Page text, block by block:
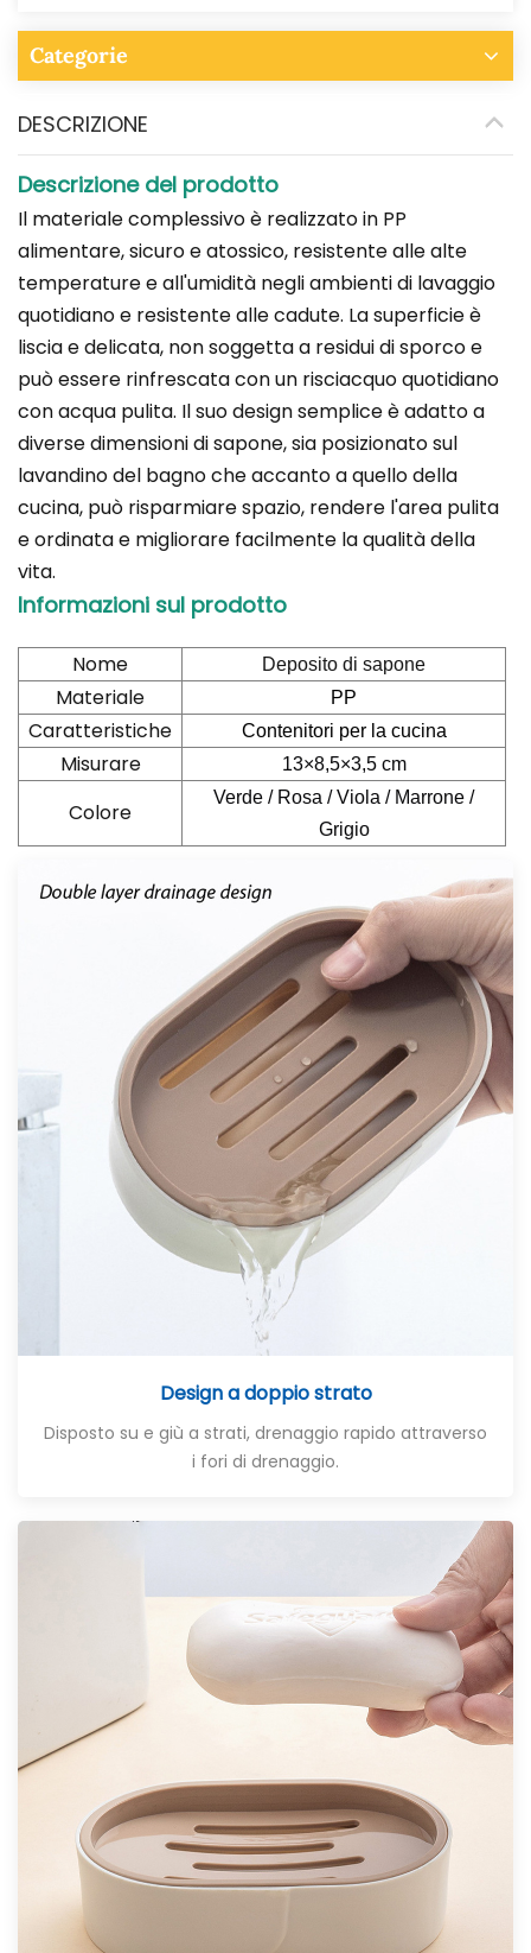
Categorie
DESCRIZIONE
Descrizione del prodotto
Il materiale complessivo è realizzato in PP
alimentare, sicuro e atossico, resistente alle alte
temperature e all'umidità negli ambienti di lavaggio
quotidiano e resistente alle cadute. La superficie è
liscia e delicata, non soggetta a residui di sporco e
può essere rinfrescata con un risciacquo quotidiano
con acqua pulita. Il suo design semplice è adatto a
diverse dimensioni di sapone, sia posizionato sul
lavandino del bagno che accanto a quello della
cucina, può risparmiare spazio, rendere l'area pulita
e ordinata e migliorare facilmente la qualità della
vita.
Informazioni sul prodotto
Nome Deposito di sapone
Materiale PP
Caratteristiche Contenitori per la cucina
Misurare 13×8,5×3,5 cm
Colore
Verde / Rosa / Viola / Marrone /
Grigio
Design a doppio strato
Disposto su e giù a strati, drenaggio rapido attraverso
i fori di drenaggio.